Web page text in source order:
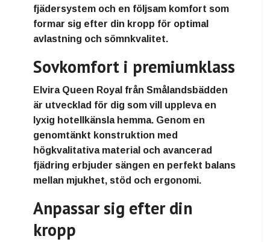
fjädersystem och en följsam komfort som
formar sig efter din kropp för optimal
avlastning och sömnkvalitet.
Sovkomfort i premiumklass
Elvira Queen Royal från Smålandsbädden
är utvecklad för dig som vill uppleva en
lyxig hotellkänsla hemma. Genom en
genomtänkt konstruktion med
högkvalitativa material och avancerad
fjädring erbjuder sängen en perfekt balans
mellan mjukhet, stöd och ergonomi.
Anpassar sig efter din
kropp